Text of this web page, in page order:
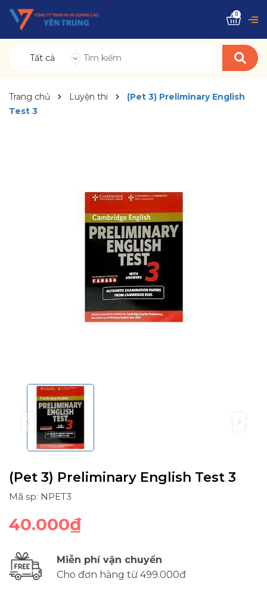
Tất cả
0
Trang chủ Luyện thi
(Pet 3) Preliminary English
Test 3
(Pet 3) Preliminary English Test 3
Mã sp: NPET3
40.000₫
Miễn phí vận chuyển
Cho đơn hàng từ 499.000đ